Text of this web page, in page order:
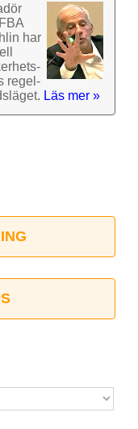
har
regel­
Läs mer »